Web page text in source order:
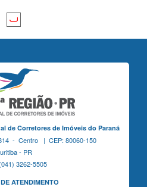
de Corretores de Imóveis do Paraná
- Centro | CEP: 80060-150
- PR
3262-5505
ATENDIMENTO